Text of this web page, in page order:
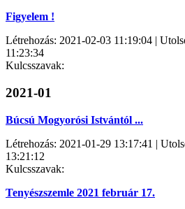
Figyelem !
Létrehozás: 2021-02-03 11:19:04 |
11:23:34
Kulcsszavak:
2021-01
Búcsú Mogyorósi Istvántól ...
Létrehozás: 2021-01-29 13:17:41 |
13:21:12
Kulcsszavak:
Tenyészszemle 2021 február 17.